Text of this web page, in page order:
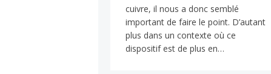
cuivre, il nous a donc semblé
important de faire le point. D’autant
plus dans un contexte où ce
dispositif est de plus en…